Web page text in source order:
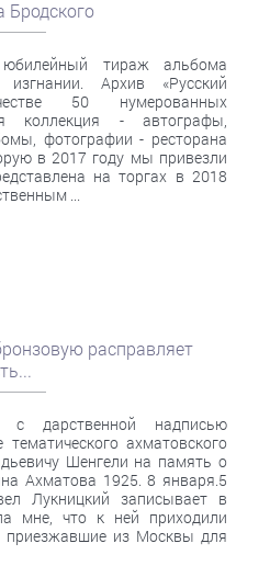
Бродского
юбилейный тираж альбома
Архив «Русский
50 нумерованных
коллекция - автографы,
фотографии - ресторана
в 2017 году мы привезли
на торгах в 2018
...
расправляет
дарственной надписью
ахматовского
Шенгели на память о
Ахматова 1925. 8 января.5
Лукницкий записывает в
мне, что к ней приходили
приезжавшие из Москвы для